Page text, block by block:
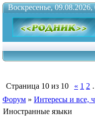
Воскресенье, 09.08.2026,
Страница 10 из 10 « 1 2
Форум » Интересы и все,
Иностранные языки